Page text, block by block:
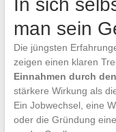
In sich
man sein
Die jüngsten
zeigen einen klaren
Einnahmen durch
stärkere Wirkung als
Ein Jobwechsel, eine
oder die Gründung